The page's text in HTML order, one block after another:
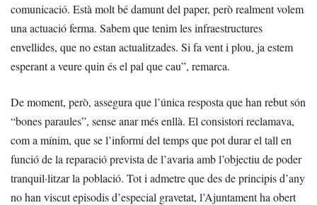
comunicació. Està molt bé damunt del paper, però realment volem
una actuació ferma. Sabem que tenim les infraestructures
envellides, que no estan actualitzades. Si fa vent i plou, ja estem
esperant a veure quin és el pal que cau”, remarca.
De moment, però, assegura que l’única resposta que han rebut són
“bones paraules”, sense anar més enllà. El consistori reclamava,
com a mínim, que se l’informi del temps que pot durar el tall en
funció de la reparació prevista de l’avaria amb l’objectiu de poder
tranquil·litzar la població. Tot i admetre que des de principis d’any
no han viscut episodis d’especial gravetat, l’Ajuntament ha obert